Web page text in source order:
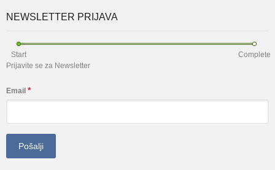
NEWSLETTER PRIJAVA
Start
Complete
Prijavite se za Newsletter
Email *